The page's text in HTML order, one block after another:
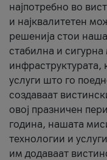
најпотребно во
и најквалитетен
решенија стои
стабилна и
инфраструктурата,
услуги што го
создаваат
овој празничен
година, нашата
технологии и
им додаваат